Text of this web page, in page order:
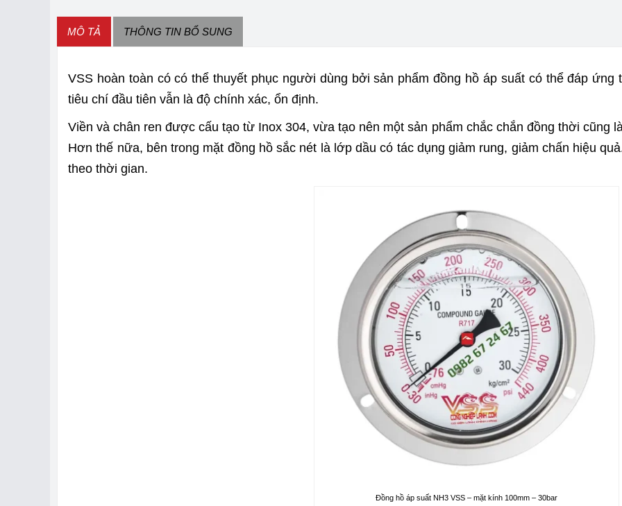
MÔ TẢ THÔNG TIN BỔ SUNG
VSS hoàn toàn có có thể thuyết phục người dùng bởi sản phẩm đồng hồ áp suất có thể đáp ứng
tiêu chí đầu tiên vẫn là độ chính xác, ổn định.
Viền và chân ren được cấu tạo từ Inox 304, vừa tạo nên một sản phẩm chắc chắn đồng thời cũng
Hơn thế nữa, bên trong mặt đồng hồ sắc nét là lớp dầu có tác dụng giảm rung, giảm chấn hiệu
theo thời gian.
Đồng hồ áp suất NH3 VSS – mặt kính 100mm – 30bar